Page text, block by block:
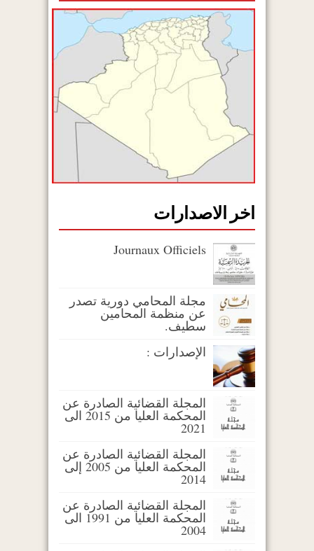
اخر الاصدارات
Journaux Officiels
مجلة المحامي دورية تصدر
عن منظمة المحامين
سطيف.
الإصدارات :
المجلة القضائية الصادرة عن
المحكمة العليا من 2015 الى
2021
المجلة القضائية الصادرة عن
المحكمة العليا من 2005 إلى
2014
المجلة القضائية الصادرة عن
المحكمة العليا من 1991 الى
2004